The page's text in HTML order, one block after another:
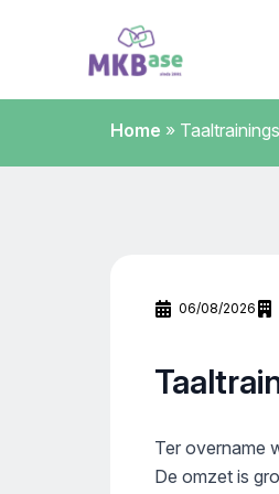
Home »
06/08/2026
Ter overname
De omzet is